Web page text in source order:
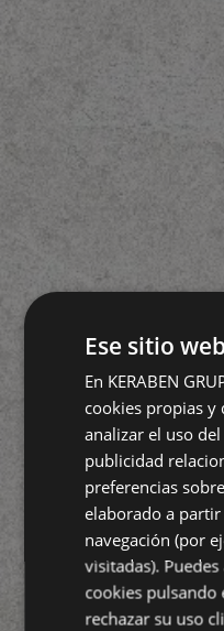
Ese sitio
En KERABEN
cookies propias y
analizar el uso
publicidad
preferencias
elaborado a
navegación (por
visitadas).
cookies pulsando
rechazar su uso